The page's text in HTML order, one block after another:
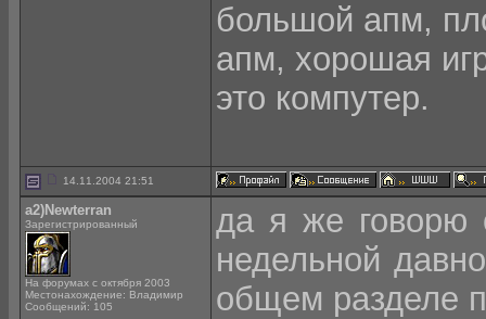
большой апм,
апм, хорошая
это компутер.
14.11.2004 21:51
a2)Newterran
Зарегистрированный
На форумах с октября 2003
Местонахождение: Владимир
Сообщений: 105
да я же говорю
недельной
общем разделе